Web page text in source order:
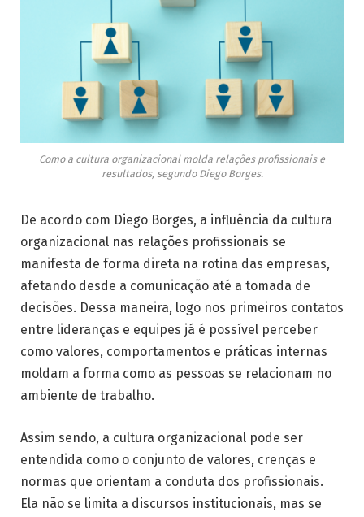
Como a cultura organizacional molda relações profissionais e
resultados, segundo Diego Borges.
De acordo com Diego Borges, a influência da cultura
organizacional nas relações profissionais se
manifesta de forma direta na rotina das empresas,
afetando desde a comunicação até a tomada de
decisões. Dessa maneira, logo nos primeiros contatos
entre lideranças e equipes já é possível perceber
como valores, comportamentos e práticas internas
moldam a forma como as pessoas se relacionam no
ambiente de trabalho.
Assim sendo, a cultura organizacional pode ser
entendida como o conjunto de valores, crenças e
normas que orientam a conduta dos profissionais.
Ela não se limita a discursos institucionais, mas se